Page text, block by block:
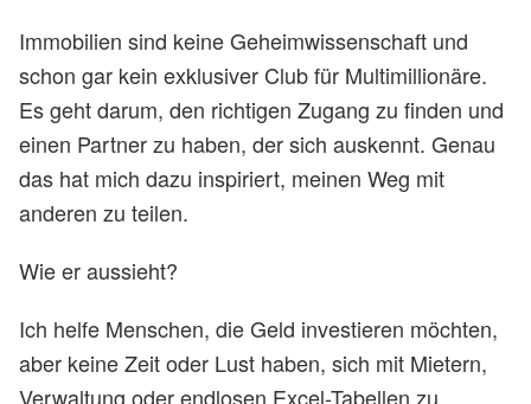
Immobilien sind keine Geheimwissenschaft und
schon gar kein exklusiver Club für Multimillionäre.
Es geht darum, den richtigen Zugang zu finden und
einen Partner zu haben, der sich auskennt. Genau
das hat mich dazu inspiriert, meinen Weg mit
anderen zu teilen.
Wie er aussieht?
Ich helfe Menschen, die Geld investieren möchten,
aber keine Zeit oder Lust haben, sich mit Mietern,
Verwaltung oder endlosen Excel-Tabellen zu